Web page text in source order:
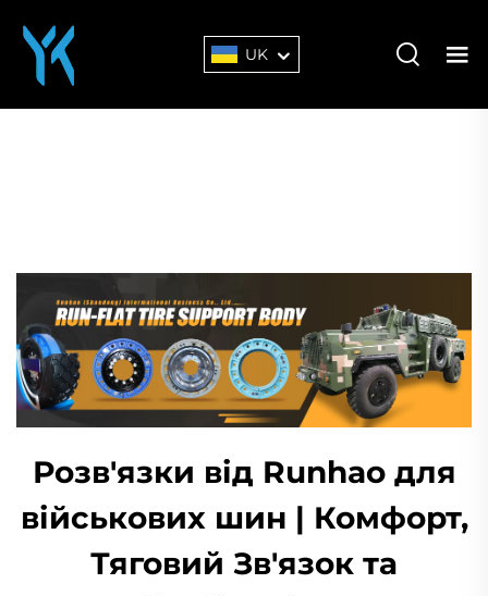
UK
Розв'язки від Runhao для
військових шин | Комфорт,
Тяговий Зв'язок та